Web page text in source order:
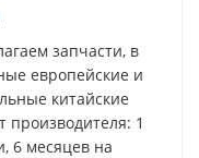
запчасти, в
европейские и
китайские
производителя: 1
6 месяцев на